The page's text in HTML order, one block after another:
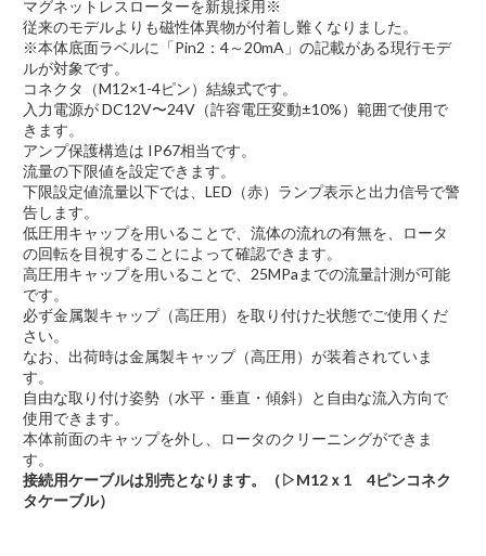
マグネットレスローターを新規採用※
従来のモデルよりも磁性体異物が付着し難くなりました。
※本体底面ラベルに「Pin2：4～20mA」の記載がある現行モデ
ルが対象です。
コネクタ（M12×1-4ピン）結線式です。
入力電源が DC12V〜24V（許容電圧変動±10%）範囲で使用で
きます。
アンプ保護構造は IP67相当です。
流量の下限値を設定できます。
下限設定値流量以下では、LED（赤）ランプ表示と出力信号で警
告します。
低圧用キャップを用いることで、流体の流れの有無を、ロータ
の回転を目視することによって確認できます。
高圧用キャップを用いることで、25MPaまでの流量計測が可能
です。
必ず金属製キャップ（高圧用）を取り付けた状態でご使用くだ
さい。
なお、出荷時は金属製キャップ（高圧用）が装着されていま
す。
自由な取り付け姿勢（水平・垂直・傾斜）と自由な流入方向で
使用できます。
本体前面のキャップを外し、ロータのクリーニングができま
す。
接続用ケーブルは別売となります。（▷M12ｘ1 4ピンコネク
タケーブル）